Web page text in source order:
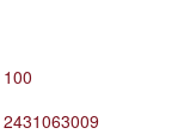
100
2431063009